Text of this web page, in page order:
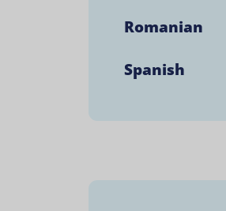
Romanian
Spanish